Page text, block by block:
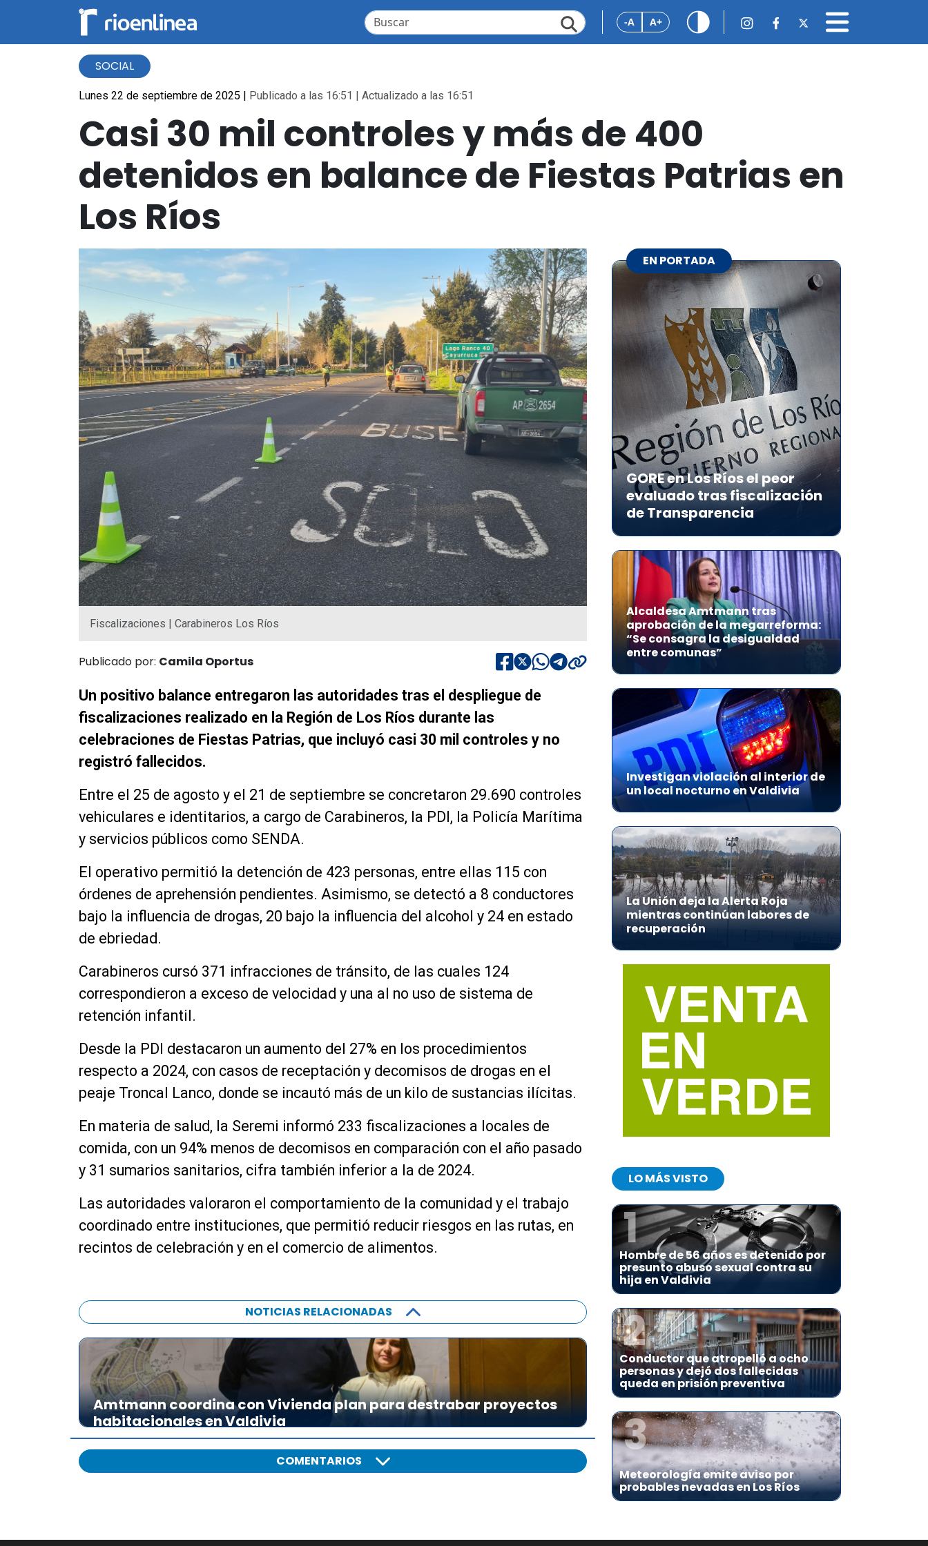
-A A+
SOCIAL
Lunes 22 de septiembre de 2025 | Publicado a las 16:51 | Actualizado a las 16:51
Casi 30 mil controles y más de 400
detenidos en balance de Fiestas Patrias en
Los Ríos
Fiscalizaciones | Carabineros Los Ríos
Publicado por: Camila Oportus
Un positivo balance entregaron las autoridades tras el despliegue de
fiscalizaciones realizado en la Región de Los Ríos durante las
celebraciones de Fiestas Patrias, que incluyó casi 30 mil controles y no
registró fallecidos.
Entre el 25 de agosto y el 21 de septiembre se concretaron 29.690 controles
vehiculares e identitarios, a cargo de Carabineros, la PDI, la Policía Marítima
y servicios públicos como SENDA.
El operativo permitió la detención de 423 personas, entre ellas 115 con
órdenes de aprehensión pendientes. Asimismo, se detectó a 8 conductores
bajo la influencia de drogas, 20 bajo la influencia del alcohol y 24 en estado
de ebriedad.
Carabineros cursó 371 infracciones de tránsito, de las cuales 124
correspondieron a exceso de velocidad y una al no uso de sistema de
retención infantil.
Desde la PDI destacaron un aumento del 27% en los procedimientos
respecto a 2024, con casos de receptación y decomisos de drogas en el
peaje Troncal Lanco, donde se incautó más de un kilo de sustancias ilícitas.
En materia de salud, la Seremi informó 233 fiscalizaciones a locales de
comida, con un 94% menos de decomisos en comparación con el año pasado
y 31 sumarios sanitarios, cifra también inferior a la de 2024.
Las autoridades valoraron el comportamiento de la comunidad y el trabajo
coordinado entre instituciones, que permitió reducir riesgos en las rutas, en
recintos de celebración y en el comercio de alimentos.
NOTICIAS RELACIONADAS
Amtmann coordina con Vivienda plan para destrabar proyectos
habitacionales en Valdivia
COMENTARIOS
EN PORTADA
GORE en Los Ríos el peor
evaluado tras fiscalización
de Transparencia
Alcaldesa Amtmann tras
aprobación de la megarreforma:
“Se consagra la desigualdad
entre comunas”
Investigan violación al interior de
un local nocturno en Valdivia
La Unión deja la Alerta Roja
mientras continúan labores de
recuperación
LO MÁS VISTO
1
Hombre de 56 años es detenido por
presunto abuso sexual contra su
hija en Valdivia
2
Conductor que atropelló a ocho
personas y dejó dos fallecidas
queda en prisión preventiva
3
Meteorología emite aviso por
probables nevadas en Los Ríos